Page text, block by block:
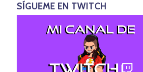
SÍGUEME EN TWITCH